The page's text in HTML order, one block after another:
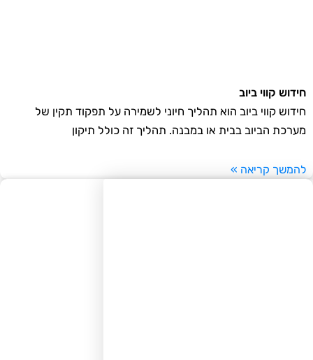
קווי ביוב
קווי ביוב הוא תהליך חיוני לשמירה על תפקוד תקין של
הביוב בבית או במבנה. תהליך זה כולל תיקון
קריאה »